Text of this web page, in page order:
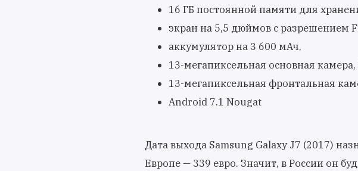
16 ГБ постоянной памяти для
экран на 5,5 дюймов с разрешением
аккумулятор на 3 600 мАч,
13-мегапиксельная основная камера,
13-мегапиксельная фронтальная
Android 7.1 Nougat
Дата выхода Samsung Galaxy J7 (2017)
Европе — 339 евро. Значит, в России он